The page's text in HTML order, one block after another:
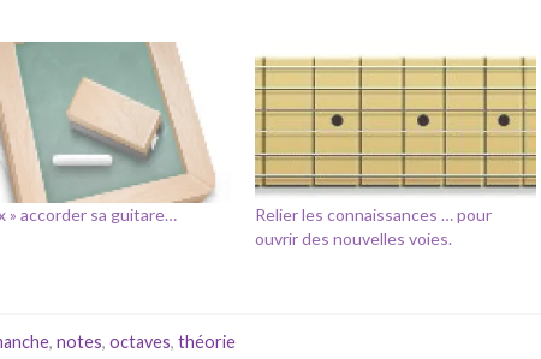
» accorder sa guitare…
Relier les connaissances … pour
ouvrir des nouvelles voies.
, notes, octaves, théorie